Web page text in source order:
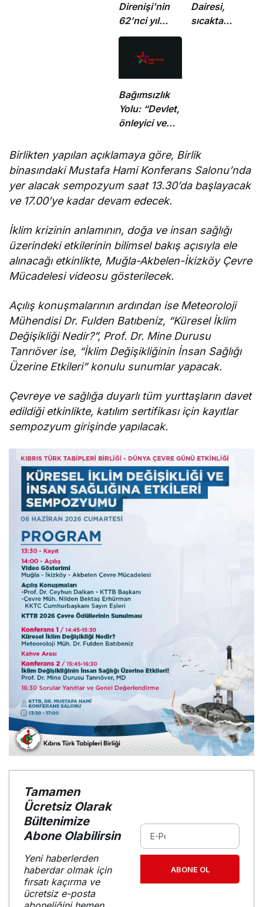
Direnişi’nin
62’nci yıl
dönümünde
şehitler
törenle anıldı
Dairesi,
sıcakta
Bağımsızlık
Yolu: “Devlet,
önleyici ve
sorumluluklarını
yerine
getirmeli”
Birlikten yapılan açıklamaya göre, Birlik
binasındaki Mustafa Hami Konferans Salonu’nda
yer alacak sempozyum saat 13.30’da başlayacak
ve 17.00’ye kadar devam edecek.
İklim krizinin anlamının, doğa ve insan sağlığı
üzerindeki etkilerinin bilimsel bakış açısıyla ele
alınacağı etkinlikte, Muğla-Akbelen-İkizköy Çevre
Mücadelesi videosu gösterilecek.
Açılış konuşmalarının ardından ise Meteoroloji
Mühendisi Dr. Fulden Batıbeniz, “Küresel İklim
Değişikliği Nedir?”, Prof. Dr. Mine Durusu
Tanrıöver ise, “İklim Değişikliğinin İnsan Sağlığı
Üzerine Etkileri” konulu sunumlar yapacak.
Çevreye ve sağlığa duyarlı tüm yurttaşların davet
edildiği etkinlikte, katılım sertifikası için kayıtlar
sempozyum girişinde yapılacak.
Tamamen
Ücretsiz Olarak
Bültenimize
Abone Olabilirsin
Yeni haberlerden
haberdar olmak için
fırsatı kaçırma ve
ücretsiz e-posta
ABONE OL